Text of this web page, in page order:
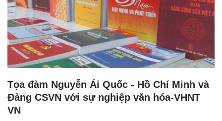
Tọa đàm Nguyễn Ái Quốc - Hồ Chí Minh và
Đảng CSVN với sự nghiệp văn hóa-VHNT
VN